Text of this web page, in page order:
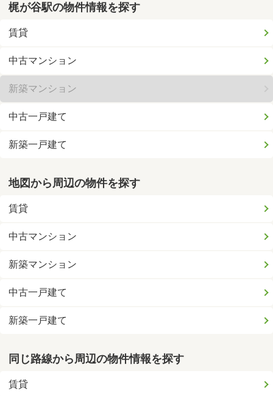
梶が谷駅の物件情報を探す
賃貸
中古マンション
新築マンション
中古一戸建て
新築一戸建て
地図から周辺の物件を探す
賃貸
中古マンション
新築マンション
中古一戸建て
新築一戸建て
同じ路線から周辺の物件情報を探す
賃貸